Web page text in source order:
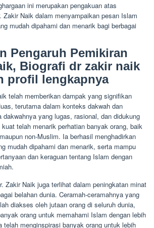
ini merupakan pengakuan atas
Zakir Naik dalam menyampaikan pesan Islam
mudah dipahami dan menarik bagi berbagai
Pengaruh Pemikiran
Biografi dr zakir naik
profil lengkapnya
telah memberikan dampak yang signifikan
terutama dalam konteks dakwah dan
yang lugas, rasional, dan didukung
telah menarik perhatian banyak orang, baik
non-Muslim. Ia berhasil menghadirkan
mudah dipahami dan menarik, serta mampu
dan keraguan tentang Islam dengan
Zakir Naik juga terlihat dalam peningkatan minat
belahan dunia. Ceramah-ceramahnya yang
diakses oleh jutaan orang di seluruh dunia,
orang untuk memahami Islam dengan lebih
telah menginspirasi banyak orang untuk lebih